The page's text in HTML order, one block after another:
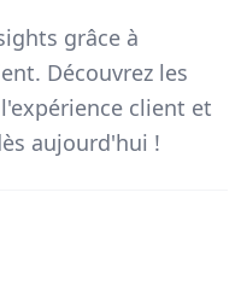
grâce à
Découvrez les
client et
aujourd'hui !